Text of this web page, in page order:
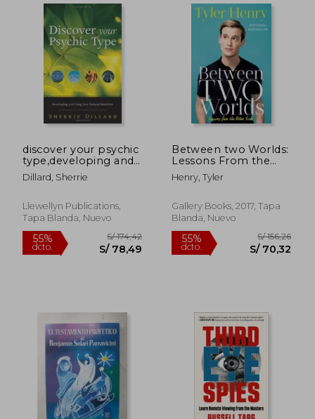
55%
dcto. S/ 52,63
55%
dcto.
55%
dcto. S/ 72,66
55%
dcto.
discover your psychic
type,developing and
using your natural
intuition (en Inglés)
Dillard, Sherrie
Llewellyn Publications,
Tapa Blanda, Nuevo
Between two Worlds:
Lessons From the
Other Side (en Inglés)
Henry, Tyler
Gallery Books, 2017, Tapa
Blanda, Nuevo